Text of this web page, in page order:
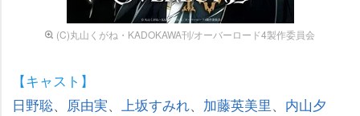
(C)丸山くがね・KADOKAWA刊/オーバーロード4製作委員会
【キャスト】
日野聡、 原由実、 上坂すみれ、 加藤英美里、 内山夕